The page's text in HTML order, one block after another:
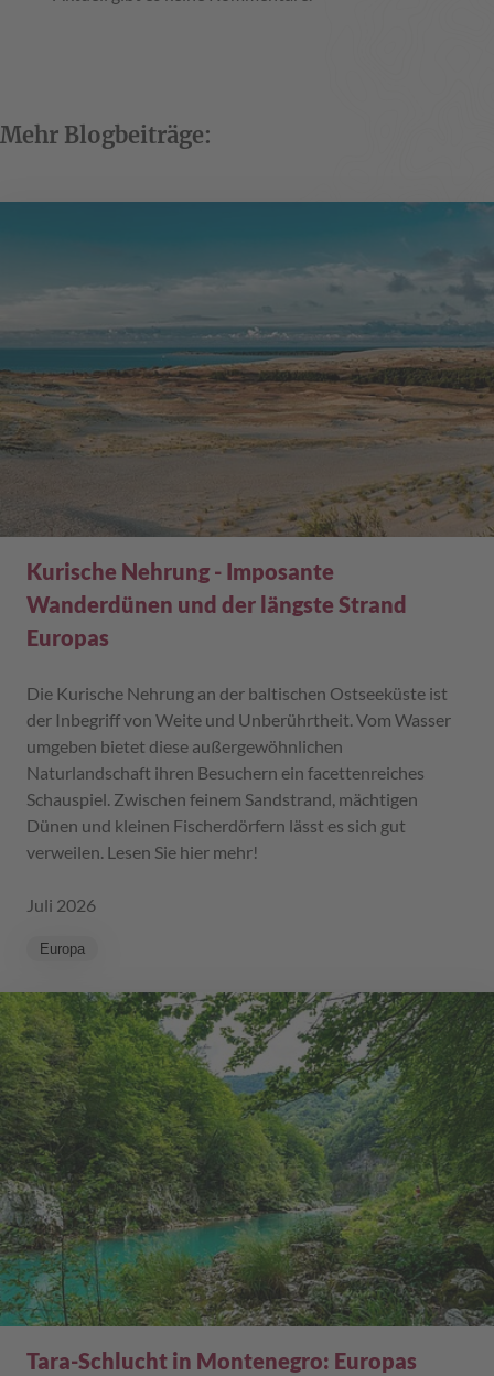
Mehr Blogbeiträge:
Kurische Nehrung - Imposante
Wanderdünen und der längste Strand
Europas
Die Kurische Nehrung an der baltischen Ostseeküste ist
der Inbegriff von Weite und Unberührtheit. Vom Wasser
umgeben bietet diese außergewöhnlichen
Naturlandschaft ihren Besuchern ein facettenreiches
Schauspiel. Zwischen feinem Sandstrand, mächtigen
Dünen und kleinen Fischerdörfern lässt es sich gut
verweilen. Lesen Sie hier mehr!
Juli 2026
Europa
Tara-Schlucht in Montenegro: Europas